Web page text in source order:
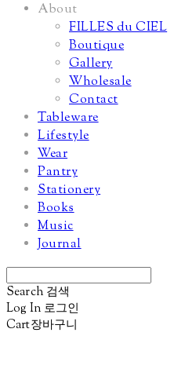
About
FILLES du CIEL
Boutique
Gallery
Wholesale
Contact
Tableware
Lifestyle
Wear
Pantry
Stationery
Books
Music
Journal
Search 검색
Log In 로그인
Cart장바구니